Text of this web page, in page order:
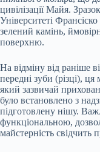
цивілізації Майя.
Університеті
зелений камінь,
поверхню.
На відміну від раніше
передні зуби (різці),
який зазвичай
було встановлено з
підготовлену нішу.
функціональною,
майстерність свідчить